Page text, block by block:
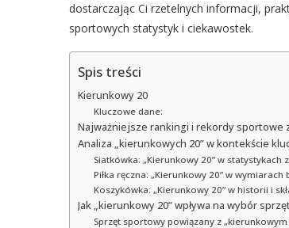
dostarczając Ci rzetelnych informacji,
sportowych statystyk i ciekawostek.
Spis treści
Kierunkowy 20
Kluczowe dane:
Najważniejsze rankingi i rekordy sportowe
Analiza „kierunkowych 20” w kontekście
Siatkówka: „Kierunkowy 20” w statystykach
Piłka ręczna: „Kierunkowy 20” w wymiarach
Koszykówka: „Kierunkowy 20” w historii i
Jak „kierunkowy 20” wpływa na wybór
Sprzęt sportowy powiązany z „kierunkowym